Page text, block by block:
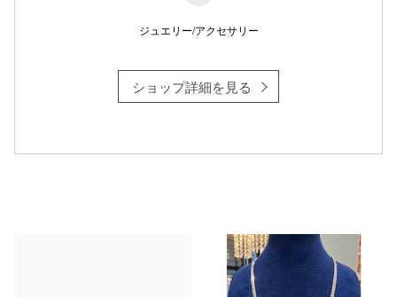
ジュエリー/アクセサリー
ショップ詳細を見る